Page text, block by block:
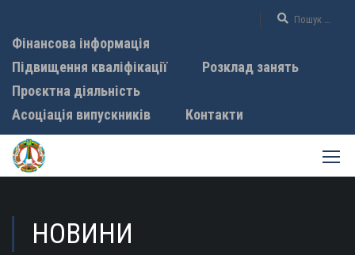
Фінансова інформація
Підвищення кваліфікації
Розклад занять
Проєктна діяльність
Асоціація випускників
Контакти
НОВИНИ